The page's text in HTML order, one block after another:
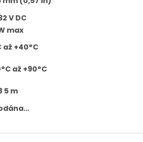
V DC
max
až +40°C
až +90°C
5 m